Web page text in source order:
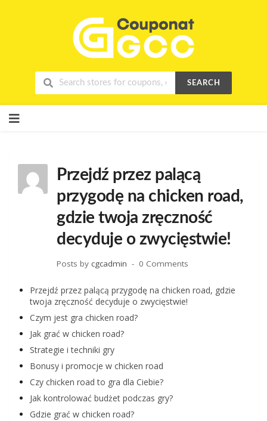
SEARCH
to
Przejdź przez palącą
przygodę na chicken road,
gdzie twoja zręczność
decyduje o zwycięstwie!
Posts by cgcadmin 0 Comments
Przejdź przez palącą przygodę na chicken road, gdzie
twoja zręczność decyduje o zwycięstwie!
Czym jest gra chicken road?
Jak grać w chicken road?
Strategie i techniki gry
Bonusy i promocje w chicken road
Czy chicken road to gra dla Ciebie?
Jak kontrolować budżet podczas gry?
Gdzie grać w chicken road?